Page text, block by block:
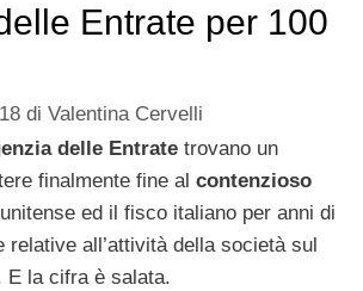
Entrate per 100
di Valentina Cervelli
delle Entrate trovano un
finalmente fine al contenzioso
ed il fisco italiano per anni di
relative all’attività della società sul
E la cifra è salata.